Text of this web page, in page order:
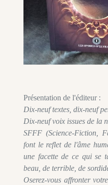
Présentation de l'éditeur :
Dix-neuf textes, dix-neuf
Dix-neuf voix issues de la
SFFF (Science-Fiction,
font le reflet de l'âme
une facette de ce qui se
beau, de terrible, de
Oserez-vous affronter